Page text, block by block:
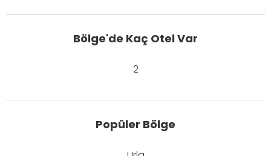
Bölge'de Kaç Otel Var
2
Popüler Bölge